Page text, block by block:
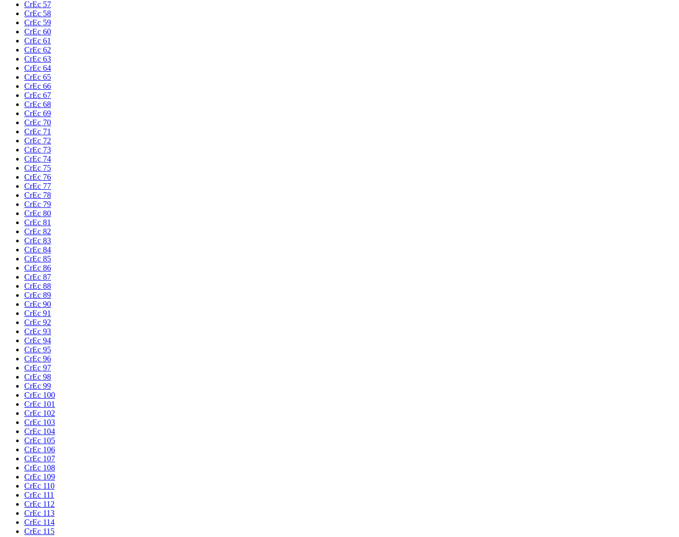
CrEc 57
CrEc 58
CrEc 59
CrEc 60
CrEc 61
CrEc 62
CrEc 63
CrEc 64
CrEc 65
CrEc 66
CrEc 67
CrEc 68
CrEc 69
CrEc 70
CrEc 71
CrEc 72
CrEc 73
CrEc 74
CrEc 75
CrEc 76
CrEc 77
CrEc 78
CrEc 79
CrEc 80
CrEc 81
CrEc 82
CrEc 83
CrEc 84
CrEc 85
CrEc 86
CrEc 87
CrEc 88
CrEc 89
CrEc 90
CrEc 91
CrEc 92
CrEc 93
CrEc 94
CrEc 95
CrEc 96
CrEc 97
CrEc 98
CrEc 99
CrEc 100
CrEc 101
CrEc 102
CrEc 103
CrEc 104
CrEc 105
CrEc 106
CrEc 107
CrEc 108
CrEc 109
CrEc 110
CrEc 111
CrEc 112
CrEc 113
CrEc 114
CrEc 115